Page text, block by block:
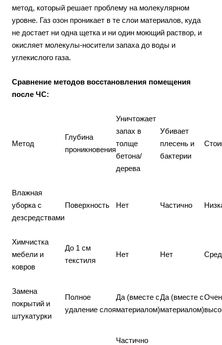
метод, который решает проблему на молекулярном
уровне. Газ озон проникает в те слои материалов, куда
не достает ни одна щетка и ни один моющий раствор, и
окисляет молекулы-носители запаха до воды и
углекислого газа.
Сравнение методов восстановления помещения
после ЧС:
Метод
Глубина
проникновения
Уничтожает
запах в
толще
бетона/
дерева
Убивает
плесень и
бактерии
Влажная
уборка с
дезсредствами
Поверхность Нет Частично
Химчистка
мебели и
ковров
До 1 см
текстиля
Нет Нет
Замена
покрытий и
штукатурки
Полное
удаление слоя
Да (вместе с
материалом)
Да (вместе с
материалом)
Частично